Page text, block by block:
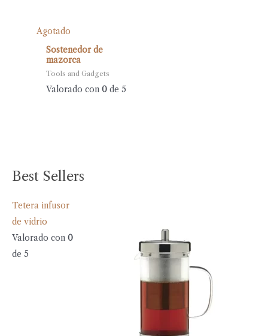
Agotado
Sostenedor de
mazorca
Tools and Gadgets
Valorado con0 de 5
Best Sellers
Tetera infusor
de vidrio
Valorado con 0
de 5